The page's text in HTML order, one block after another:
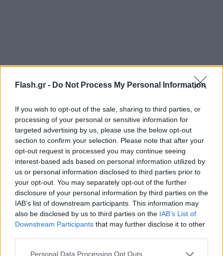
Flash.gr - Do Not Process My Personal Information
If you wish to opt-out of the sale, sharing to third parties, or
processing of your personal or sensitive information for
targeted advertising by us, please use the below opt-out
section to confirm your selection. Please note that after your
opt-out request is processed you may continue seeing
interest-based ads based on personal information utilized by
us or personal information disclosed to third parties prior to
your opt-out. You may separately opt-out of the further
disclosure of your personal information by third parties on the
IAB’s list of downstream participants. This information may
also be disclosed by us to third parties on the IAB’s List of
Downstream Participants that may further disclose it to other
Please note that this website/app uses one or more Google
Personal Data Processing Opt Outs
Οι πνεύμονες του Μπάιντεν παραμένουν καθαροί
και ο κορεσμός του οξυγόνου του «συνεχίζει να
είναι εξαιρετικός σε αέρα δωματίου», όπως δήλωσε
ο γιατρός του.
Ο 79χρονος Δημοκρατικός πρόεδρος πιθανότητα
έχει την υποπαραλλαγή BA5 της Όμικρον,
πρόσθεσε ο Ο΄Κόνορ.